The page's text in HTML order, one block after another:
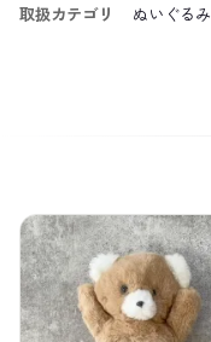
取扱カテゴリ ぬいぐるみ